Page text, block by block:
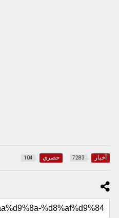
أخبار 7283 حصري 104